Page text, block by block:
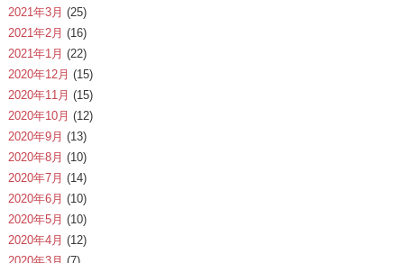
2021年3月 (25)
2021年2月 (16)
2021年1月 (22)
2020年12月 (15)
2020年11月 (15)
2020年10月 (12)
2020年9月 (13)
2020年8月 (10)
2020年7月 (14)
2020年6月 (10)
2020年5月 (10)
2020年4月 (12)